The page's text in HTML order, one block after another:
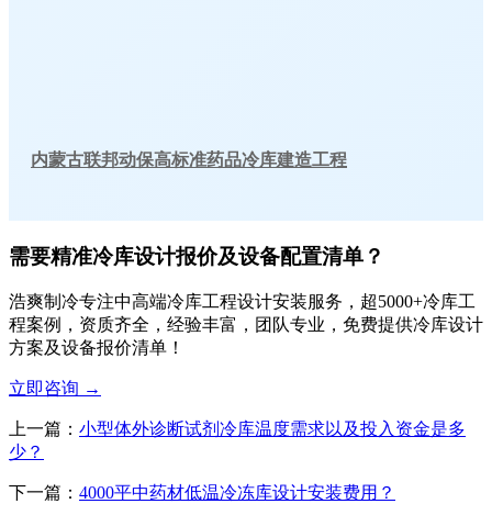
内蒙古联邦动保高标准药品冷库建造工程
需要精准冷库设计报价及设备配置清单？
浩爽制冷专注中高端冷库工程设计安装服务，超5000+冷库工
程案例，资质齐全，经验丰富，团队专业，免费提供冷库设计
方案及设备报价清单！
立即咨询 →
上一篇： 小型体外诊断试剂冷库温度需求以及投入资金是多
少？
下一篇： 4000平中药材低温冷冻库设计安装费用？